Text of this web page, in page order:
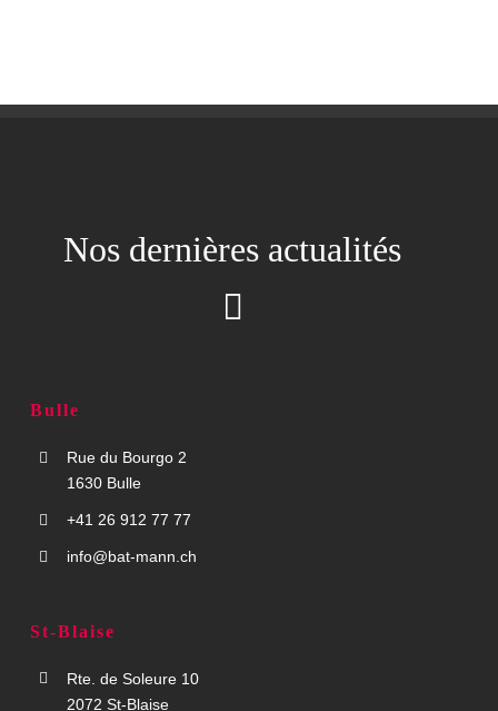
Nos dernières actualités
Bulle
Rue du Bourgo 2
1630 Bulle
+41 26 912 77 77
info@bat-mann.ch
St-Blaise
Rte. de Soleure 10
2072 St-Blaise